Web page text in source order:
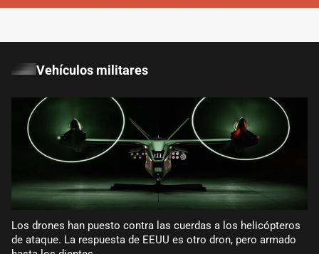
Vehículos militares
Los drones han puesto contra las cuerdas a los helicópteros
de ataque. La respuesta de EEUU es otro dron, pero armado